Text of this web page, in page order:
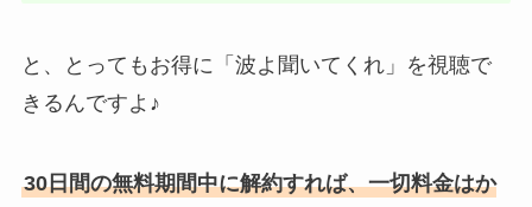
と、とってもお得に「波よ聞いてくれ」を視聴で
きるんですよ♪
30日間の無料期間中に解約すれば、一切料金はか